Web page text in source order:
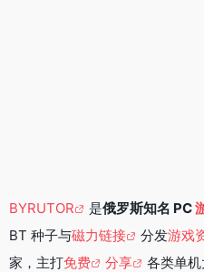
BYRUTOR 是俄罗斯知名 PC
BT 种子与磁力链接 分发游戏
家，主打免费 分享
各类单